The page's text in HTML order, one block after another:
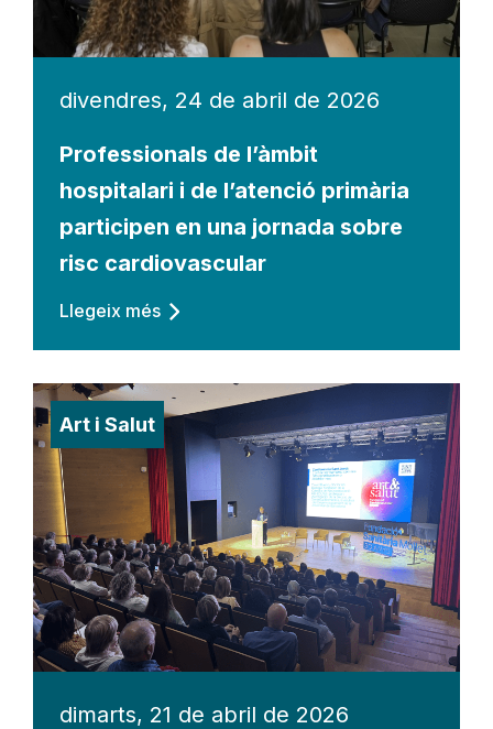
divendres, 24 de abril de 2026
Professionals de l’àmbit
hospitalari i de l’atenció primària
participen en una jornada sobre
risc cardiovascular
Llegeix més
Art i Salut
dimarts, 21 de abril de 2026